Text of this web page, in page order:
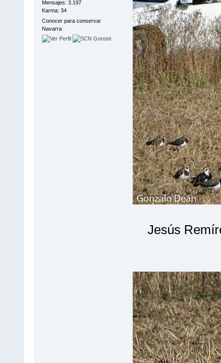
Mensajes: 3.197
Karma: 34
Conocer para conservar
Navarra
Jesús